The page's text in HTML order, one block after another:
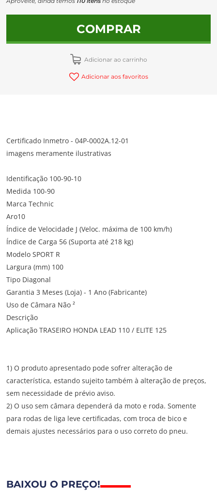
COMPRAR
Adicionar ao carrinho
Adicionar aos favoritos
Certificado Inmetro - 04P-0002A.12-01
imagens meramente ilustrativas
Identificação 100-90-10
Medida 100-90
Marca Technic
Aro10
Índice de Velocidade J (Veloc. máxima de 100 km/h)
Índice de Carga 56 (Suporta até 218 kg)
Modelo SPORT R
Largura (mm) 100
Tipo Diagonal
Garantia 3 Meses (Loja) - 1 Ano (Fabricante)
Uso de Câmara Não ²
Descrição
Aplicação TRASEIRO HONDA LEAD 110 / ELITE 125
1) O produto apresentado pode sofrer alteração de
característica, estando sujeito também à alteração de preços,
sem necessidade de prévio aviso.
2) O uso sem câmara dependerá da moto e roda. Somente
para rodas de liga leve certificadas, com troca de bico e
demais ajustes necessários para o uso correto do pneu.
BAIXOU O PREÇO!